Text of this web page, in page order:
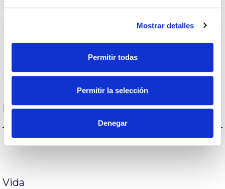
Mostrar detalles
Permitir todas
Permitir la selección
Denegar
Cor do corpo
Desempenho
Fluxo (lm) 4188lm
Vida